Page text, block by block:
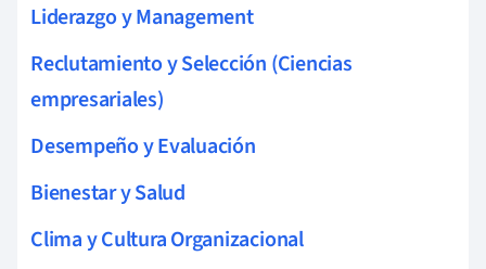
Liderazgo y Management
Reclutamiento y Selección (Ciencias
empresariales)
Desempeño y Evaluación
Bienestar y Salud
Clima y Cultura Organizacional